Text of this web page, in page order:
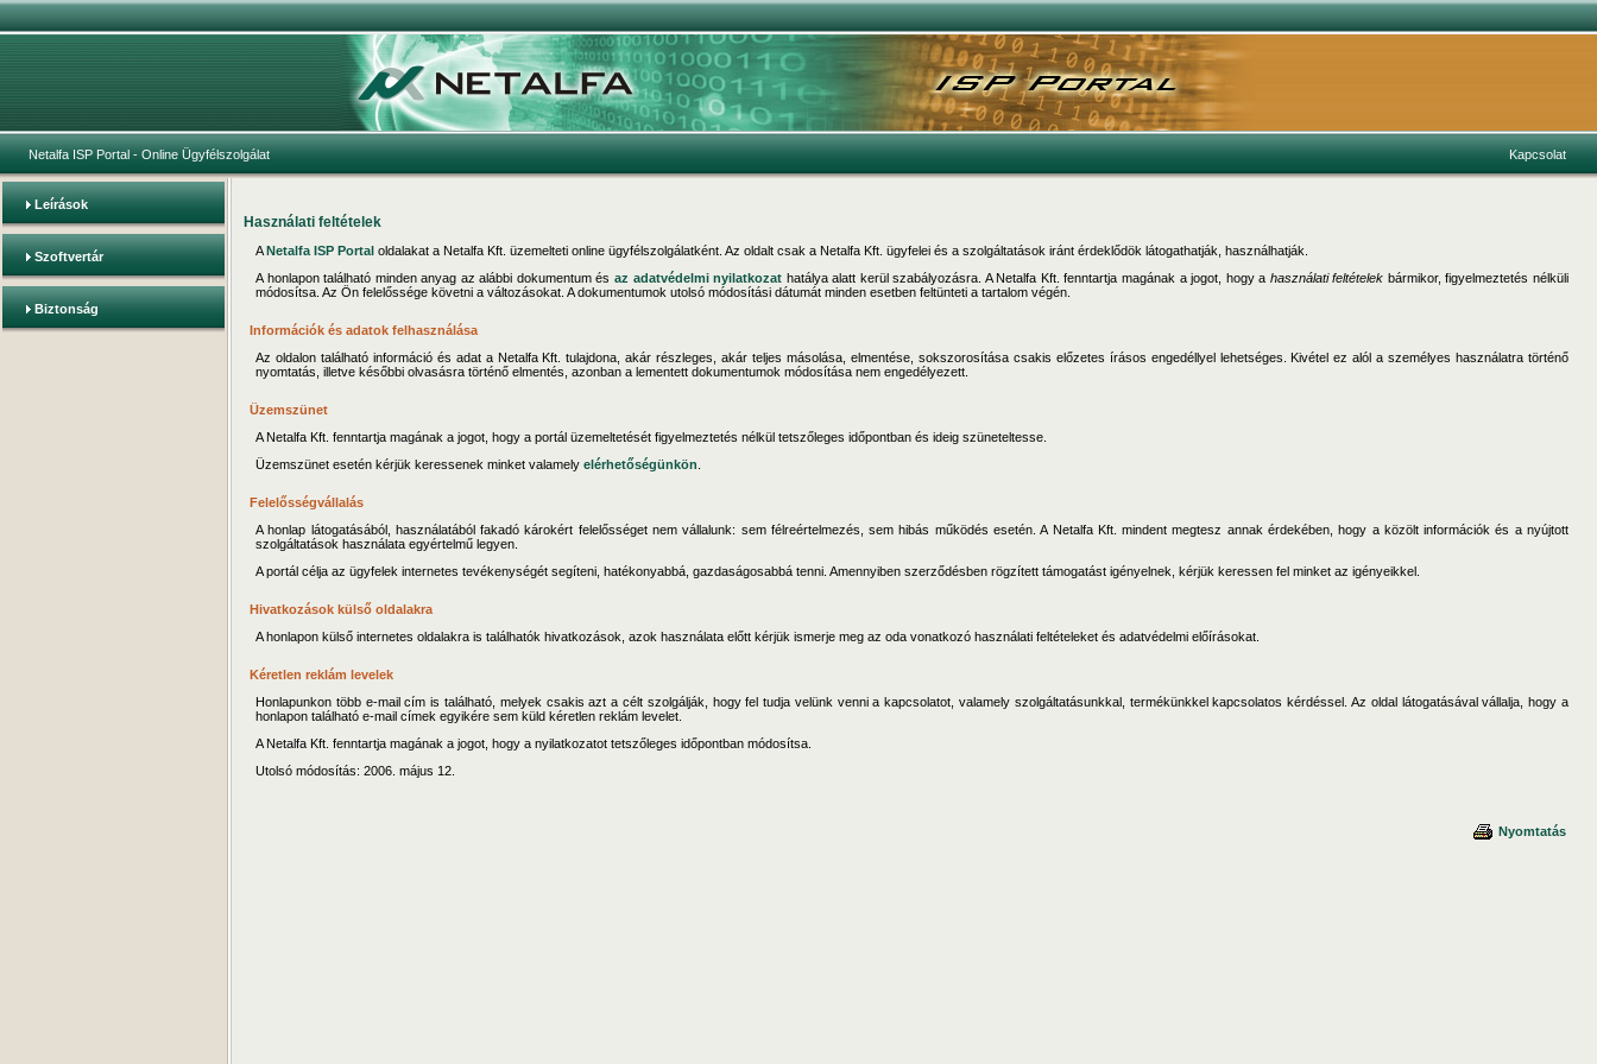
Netalfa ISP Portal - Online Ügyfélszolgálat Kapcsolat
Leírások
Szoftvertár
Biztonság
Használati feltételek
ANetalfa ISP Portal oldalakat a Netalfa Kft. üzemelteti online ügyfélszolgálatként. Az oldalt csak a Netalfa Kft. ügyfelei és a szolgáltatások iránt érdeklődök látogathatják, használhatják.
A honlapon található minden anyag az alábbi dokumentum és az adatvédelmi nyilatkozat hatálya alatt kerül szabályozásra. A Netalfa Kft. fenntartja magának a jogot, hogy a használati feltételek bármikor, figyelmeztetés nélküli
módosítsa. Az Ön felelőssége követni a változásokat. A dokumentumok utolsó módosítási dátumát minden esetben feltünteti a tartalom végén.
Információk és adatok felhasználása
Az oldalon található információ és adat a Netalfa Kft. tulajdona, akár részleges, akár teljes másolása, elmentése, sokszorosítása csakis előzetes írásos engedéllyel lehetséges. Kivétel ez alól a személyes használatra történő
nyomtatás, illetve későbbi olvasásra történő elmentés, azonban a lementett dokumentumok módosítása nem engedélyezett.
Üzemszünet
A Netalfa Kft. fenntartja magának a jogot, hogy a portál üzemeltetését figyelmeztetés nélkül tetszőleges időpontban és ideig szüneteltesse.
Üzemszünet esetén kérjük keressenek minket valamely elérhetőségünkön
Felelősségvállalás
A honlap látogatásából, használatából fakadó károkért felelősséget nem vállalunk: sem félreértelmezés, sem hibás működés esetén. A Netalfa Kft. mindent megtesz annak érdekében, hogy a közölt információk és a nyújtott
szolgáltatások használata egyértelmű legyen.
A portál célja az ügyfelek internetes tevékenységét segíteni, hatékonyabbá, gazdaságosabbá tenni. Amennyiben szerződésben rögzített támogatást igényelnek, kérjük keressen fel minket az igényeikkel.
Hivatkozások külső oldalakra
A honlapon külső internetes oldalakra is találhatók hivatkozások, azok használata előtt kérjük ismerje meg az oda vonatkozó használati feltételeket és adatvédelmi előírásokat.
Kéretlen reklám levelek
Honlapunkon több e-mail cím is található, melyek csakis azt a célt szolgálják, hogy fel tudja velünk venni a kapcsolatot, valamely szolgáltatásunkkal, termékünkkel kapcsolatos kérdéssel. Az oldal látogatásával vállalja, hogy a
honlapon található e-mail címek egyikére sem küld kéretlen reklám levelet.
A Netalfa Kft. fenntartja magának a jogot, hogy a nyilatkozatot tetszőleges időpontban módosítsa.
Utolsó módosítás: 2006. május 12.
Nyomtatás